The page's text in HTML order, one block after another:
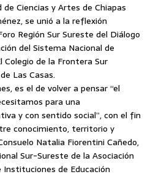
Ciencias y Artes de Chiapas
se unió a la reflexión
Región Sur Sureste del Diálogo
del Sistema Nacional de
Colegio de la Frontera Sur
Las Casas.
es el de volver a pensar “el
para una
y con sentido social”, con el fin
conocimiento, territorio y
Natalia Fiorentini Cañedo,
Sur-Sureste de la Asociación
Instituciones de Educación